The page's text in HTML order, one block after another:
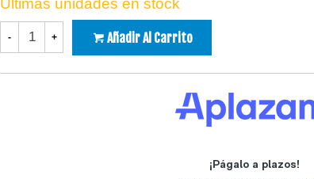
Últimas unidades en stock
- + Añadir Al Carrito